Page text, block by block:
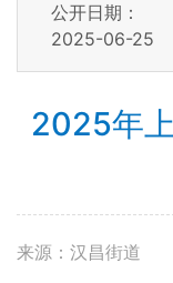
公开日期：
2025-06-25
2025年
来源：汉昌街道